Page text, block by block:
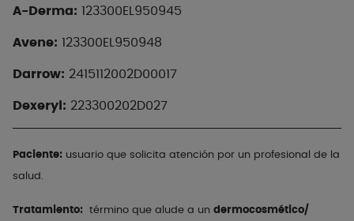
A-Derma: 123300EL950945
Avene: 123300EL950948
Darrow: 2415112002D00017
Dexeryl: 223300202D027
Paciente: usuario que solicita atención por un profesional de la
salud.
Tratamiento: término que alude a un dermocosmético/